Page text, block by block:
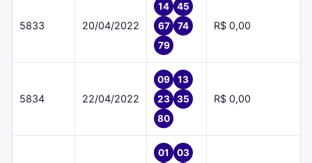
5833 20/04/2022
14
45
67
74
79
R$ 0,00
5834 22/04/2022
09
13
23
35
80
R$ 0,00
01 03